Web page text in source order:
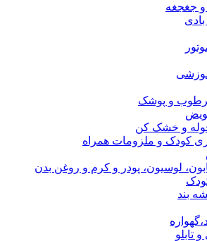
و جغجغه
و پوشک
و خشک کن
کودک و ملزومات همراه
لوسیون، پودر و کرم و روغن بدن
بند
تابلو